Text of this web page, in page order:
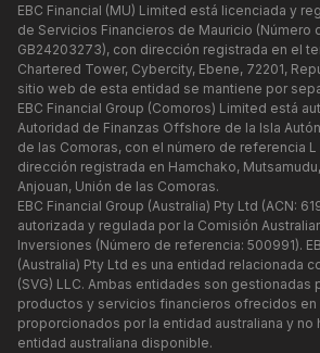
EBC Financial (MU) Limited está licenciada y
de Servicios Financieros de Mauricio (Número
GB24203273), con dirección registrada en el
Chartered Tower, Cybercity, Ebene, 72201,
sitio web de esta entidad se mantiene por
EBC Financial Group (Comoros) Limited está
Autoridad de Finanzas Offshore de la Isla
de las Comoras, con el número de referencia L
dirección registrada en Hamchako,
Anjouan, Unión de las Comoras.
EBC Financial Group (Australia) Pty Ltd (ACN:
autorizada y regulada por la Comisión
Inversiones (Número de referencia: 500991).
(Australia) Pty Ltd es una entidad relacionada
(SVG) LLC. Ambas entidades son gestionadas
productos y servicios financieros ofrecidos
proporcionados por la entidad australiana y no
entidad australiana disponible.